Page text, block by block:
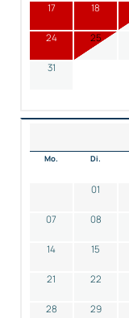
17 18
24 25
31
Mo. Di.
01
07 08
14 15
21 22
28 29